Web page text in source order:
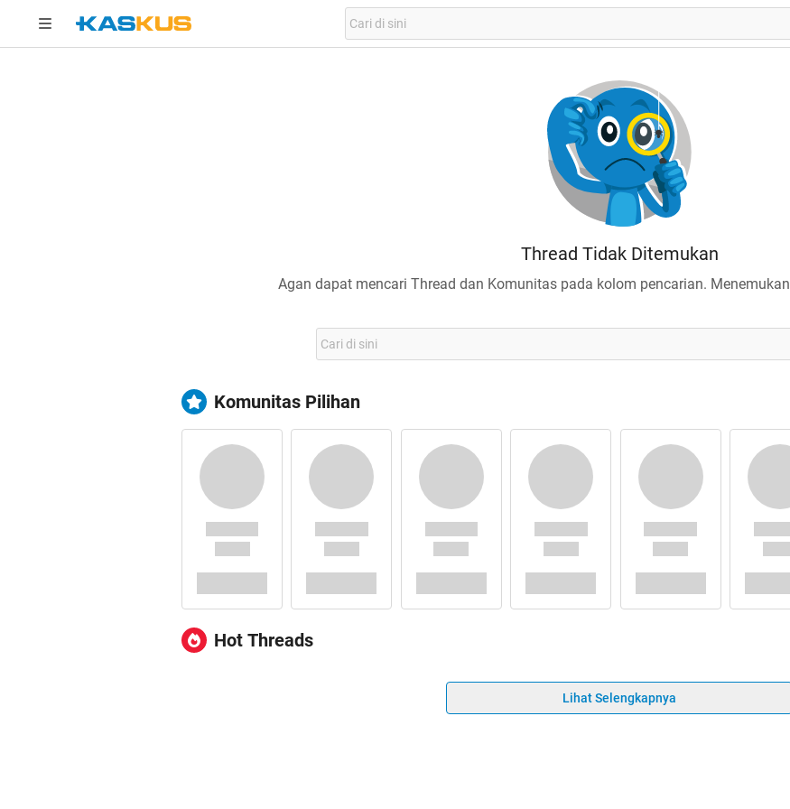
Thread Tidak Ditemukan
Agan dapat mencari Thread dan Komunitas pada kolom pencarian.
Komunitas Pilihan
Hot Threads
Lihat Selengkapnya